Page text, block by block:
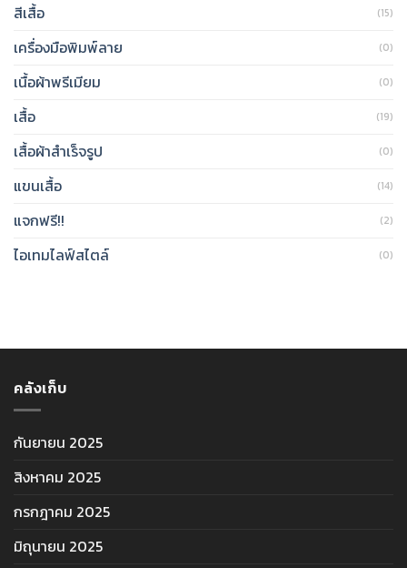
สีเสื้อ (15)
เครื่องมือพิมพ์ลาย (0)
เนื้อผ้าพรีเมียม (0)
เสื้อ (19)
เสื้อผ้าสำเร็จรูป (0)
แขนเสื้อ (14)
แจกฟรี!! (2)
ไอเทมไลฟ์สไตล์ (0)
คลังเก็บ
กันยายน 2025
สิงหาคม 2025
กรกฎาคม 2025
มิถุนายน 2025